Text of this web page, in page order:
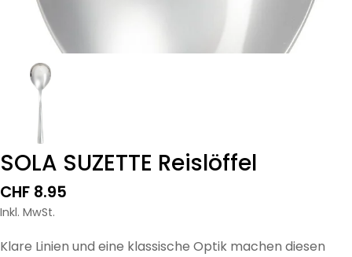
SOLA SUZETTE Reislöffel
Regulärer
Preis
CHF 8.95
Inkl. MwSt.
Klare Linien und eine klassische Optik machen diesen